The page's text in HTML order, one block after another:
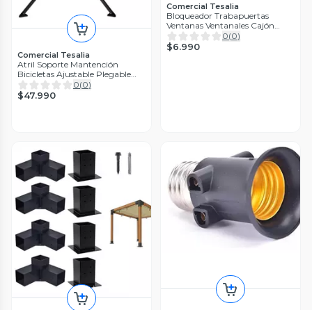
Comercial Tesalia
Atril Soporte Mantención
Bicicletas Ajustable Plegable
Negro Con Rojo 4 Patas
0(0)
$47.990
Comercial Tesalia
Bloqueador Trabapuertas
Ventanas Ventanales Cajón
Bebé Niño
0(0)
$6.990